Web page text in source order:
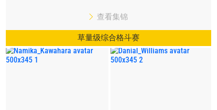
查看集锦
草量级综合格斗赛